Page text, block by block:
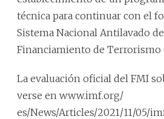
técnica para continuar con el
Sistema Nacional Antilavado
Financiamiento de Terrorismo
La evaluación oficial del FMI
verse en www.imf.org/
es/News/Articles/2021/11/05/